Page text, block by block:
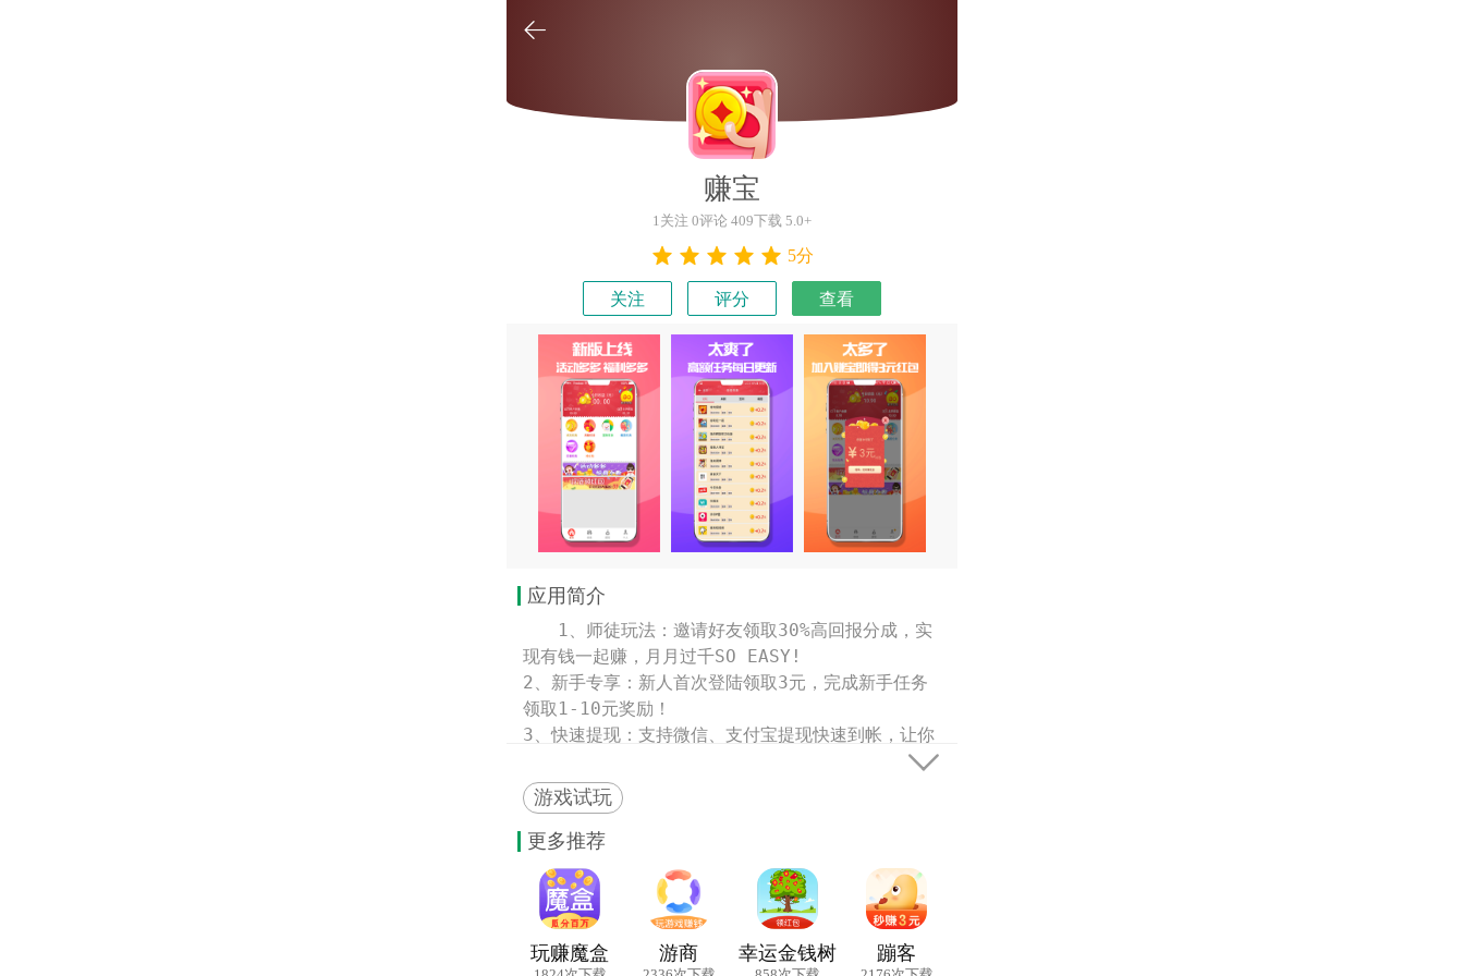

赚宝
1关注 0评论 409下载 5.0+
5分
关注 评分 查看
应用简介
1、师徒玩法：邀请好友领取30%高回报分成，实
现有钱一起赚，月月过千SO EASY!
2、新手专享：新人首次登陆领取3元，完成新手任务
领取1-10元奖励！
3、快速提现：支持微信、支付宝提现快速到帐，让你
4、高额任务：任务多多，高价奖励，让你赚得停不下
来！

游戏试玩
更多推荐
玩赚魔盒 游商 幸运金钱树 蹦客